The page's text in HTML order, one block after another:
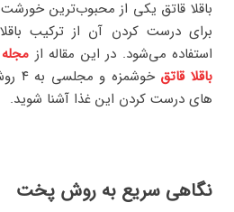
باقلا قاتق یکی از محبوب‌ترین
برای درست کردن آن از ترکیب
استفاده می‌شود. در این مقاله از مجله
باقلا قاتق
های درست کردن این غذا آشنا شوید.
نگاهی سریع به روش پخت